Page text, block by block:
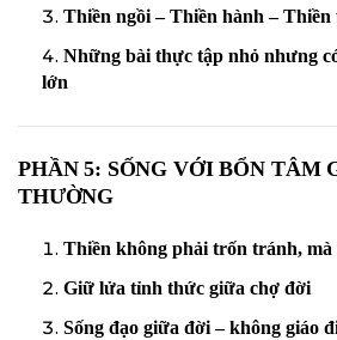
Thiền ngồi – Thiền hành – Thiền
Những bài thực tập nhỏ nhưng
lớn
PHẦN 5: SỐNG VỚI BỔN TÂM
THƯỜNG
Thiền không phải trốn tránh, mà
Giữ lửa tỉnh thức giữa chợ đời
Sống đạo giữa đời – không giáo